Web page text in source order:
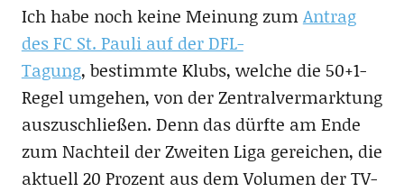
Ich habe noch keine Meinung zumAntrag
des FC St. Pauli auf der DFL-
Tagung, bestimmte Klubs, welche die 50+1-
Regel umgehen, von der Zentralvermarktung
auszuschließen. Denn das dürfte am Ende
zum Nachteil der Zweiten Liga gereichen, die
aktuell 20 Prozent aus dem Volumen der TV-